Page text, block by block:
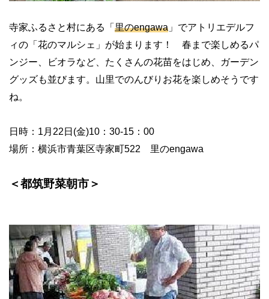
寺家ふるさと村にある「 里のengawa 」でアトリエデルフ
ィの「花のマルシェ」が始まります！ 春まで楽しめるパ
ンジー、ビオラなど、たくさんの花苗をはじめ、ガーデン
グッズも並びます。山里でのんびりお花を楽しめそうです
ね。
日時： 1月 22日 (金)10 ： 30-15 ： 00
場所： 横浜市青葉区寺家町 522 里のengawa
＜都筑野菜朝市＞